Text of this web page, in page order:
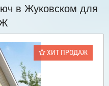
в Жуковском для
ХИТ ПРОДАЖ